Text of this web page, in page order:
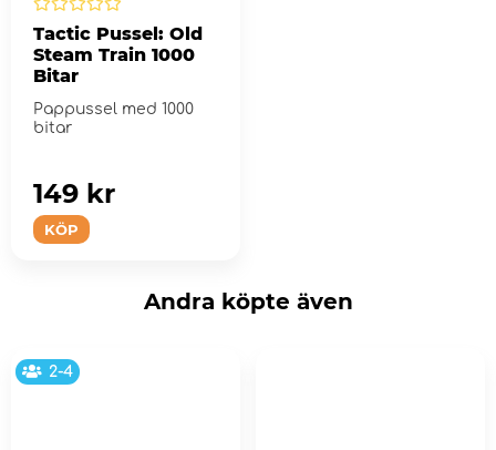
Tactic Pussel: Old
Steam Train 1000
Bitar
Pappussel med 1000
bitar
KÖP
149 kr
Andra köpte även
2-4